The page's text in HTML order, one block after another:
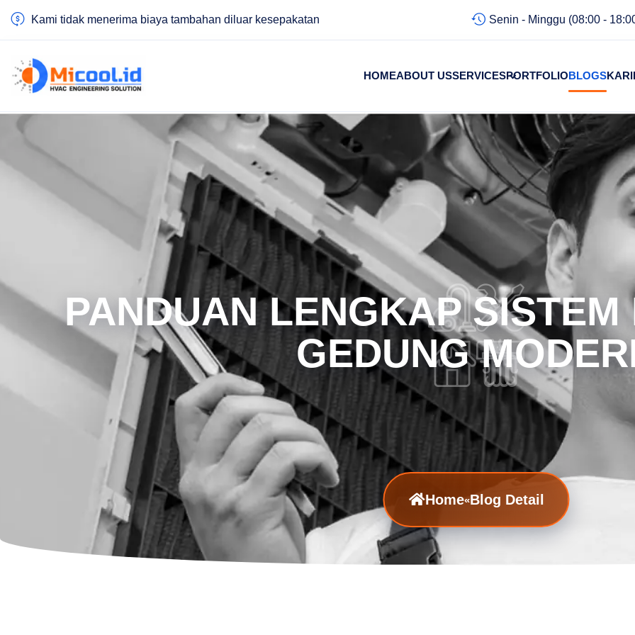
Kami tidak menerima biaya tambahan diluar kesepakatan Senin - Minggu (08:00 -
HOMEABOUT USSERVICESPORTFOLIOBLOGS
PANDUAN LENGKAP SISTEM
GEDUNG
Home«Blog Detail